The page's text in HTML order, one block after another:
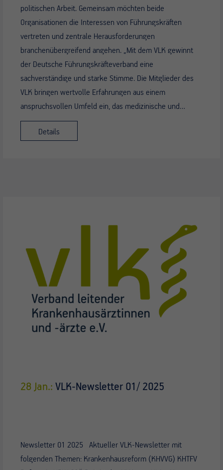
politischen Arbeit. Gemeinsam möchten beide
Organisationen die Interessen von Führungskräften
vertreten und zentrale Herausforderungen
branchenübergreifend angehen. „Mit dem VLK gewinnt
der Deutsche Führungskräfteverband eine
sachverständige und starke Stimme. Die Mitglieder des
VLK bringen wertvolle Erfahrungen aus einem
anspruchsvollen Umfeld ein, das medizinische und…
Details
28 Jan.: VLK-Newsletter 01/ 2025
Newsletter 01 2025 Aktueller VLK-Newsletter mit
folgenden Themen: Krankenhausreform (KHVVG) KHTFV